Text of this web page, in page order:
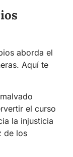
aborda el
Aquí te
el curso
la injusticia
de los